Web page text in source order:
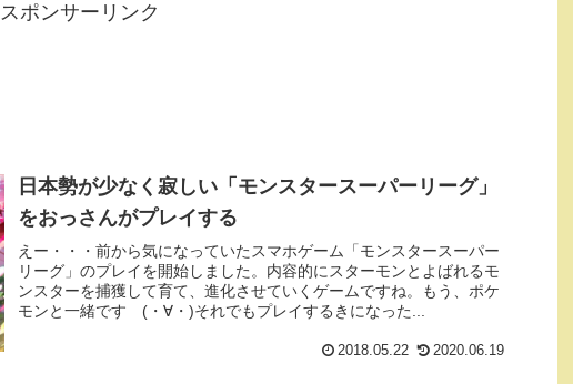
スポンサーリンク
日本勢が少なく寂しい「モンスタースーパーリーグ」
をおっさんがプレイする
えー・・・前から気になっていたスマホゲーム「モンスタースーパー
リーグ」のプレイを開始しました。内容的にスターモンとよばれるモ
ンスターを捕獲して育て、進化させていくゲームですね。もう、ポケ
モンと一緒です (・∀・)それでもプレイするきになった...
2018.05.22 2020.06.19